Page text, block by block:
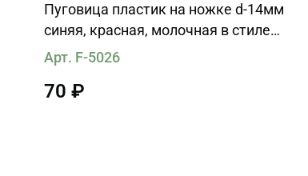
Пуговица пластик на ножке d-14мм
синяя, красная, молочная в стиле
Gucci
Арт. F-5026
70 ₽